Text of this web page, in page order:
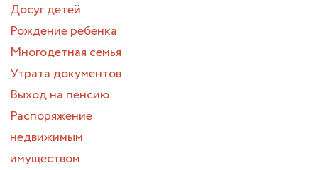
Досуг детей
Рождение ребенка
Многодетная семья
Утрата документов
Выход на пенсию
Распоряжение
недвижимым
имуществом